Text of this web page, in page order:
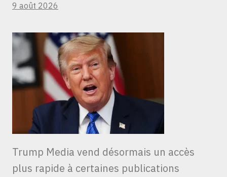
9 août 2026
Trump Media vend désormais un accès
plus rapide à certaines publications